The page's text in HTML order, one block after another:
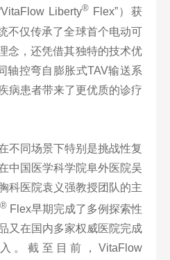
Liberty®Flex”）获
不仅传承了全球首个电动可
念，还凭借其独特的技术优
轴控弯自膨胀式TAV输送系
病患者带来了更优质的诊疗
不同场景下特别是挑战性复
中国医学科学院阜外医院吴
科医院袁义强教授团队的主
® Flex早期完成了多例探索性
又在国内多家权威医院完成
。截至目前，VitaFlow